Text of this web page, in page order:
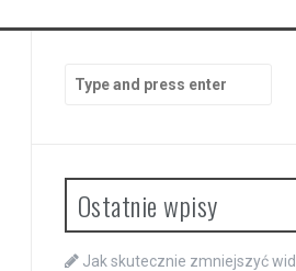
for:
Ostatnie wpisy
Jak skutecznie zmniejszyć